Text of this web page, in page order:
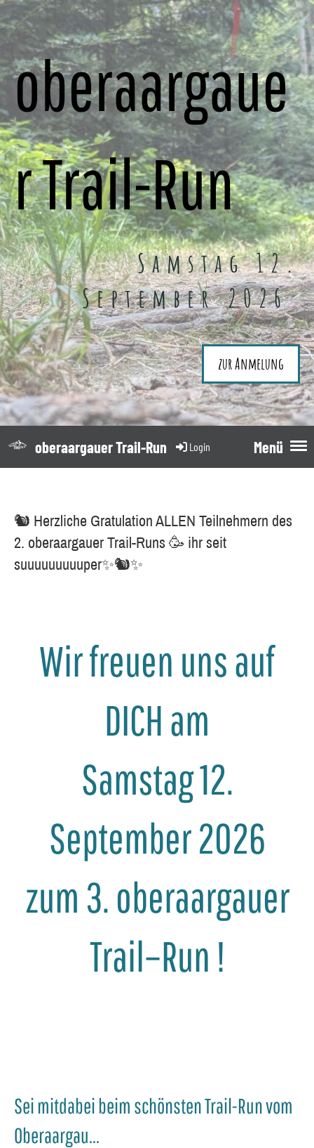
oberaargaue
r Trail-Run
Samstag 12.
September 2026
zur Anmelung
Menü
Login
oberaargauer Trail-Run
🐿️ Herzliche Gratulation ALLEN Teilnehmern des
2. oberaargauer Trail-Runs 🥳 ihr seit
suuuuuuuuuper✨🐿️✨
Wir freuen uns auf
DICH am
Samstag 12.
September 2026
zum 3. oberaargauer
Trail–Run !
Sei mitdabei beim schönsten Trail-Run vom
Oberaargau...